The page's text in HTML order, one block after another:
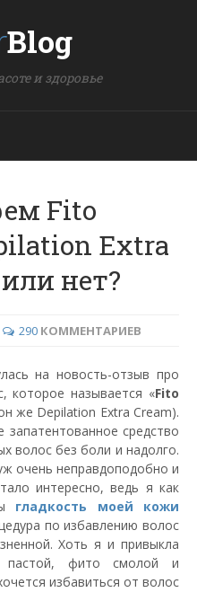
Blog
и здоровье
Fito
Extra
нет?
290 КОММЕНТАРИЕВ
на новость-отзыв про
которое называется «Fito
же Depilation Extra Cream).
запатентованное средство
волос без боли и надолго.
очень неправдоподобно и
интересно, ведь я как
гладкость моей кожи
по избавлению волос
Хоть я и привыкла
пастой, фито смолой и
избавиться от волос